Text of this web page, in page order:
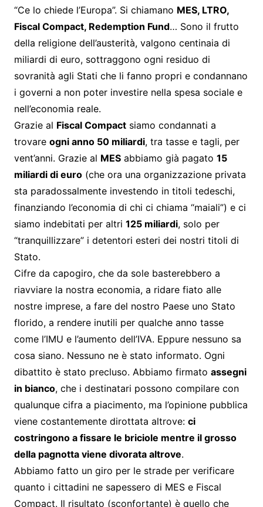
“Ce lo chiede l’Europa”. Si chiamano MES, LTRO,
Fiscal Compact, Redemption Fund… Sono il frutto
della religione dell’austerità, valgono centinaia di
miliardi di euro, sottraggono ogni residuo di
sovranità agli Stati che li fanno propri e condannano
i governi a non poter investire nella spesa sociale e
nell’economia reale.
Grazie al Fiscal Compactsiamo condannati a
trovare ogni anno 50 miliardi, tra tasse e tagli, per
vent’anni. Grazie al MESabbiamo già pagato 15
miliardi di euro(che ora una organizzazione privata
sta paradossalmente investendo in titoli tedeschi,
finanziando l’economia di chi ci chiama “maiali”) e ci
siamo indebitati per altri 125 miliardi, solo per
“tranquillizzare” i detentori esteri dei nostri titoli di
Stato.
Cifre da capogiro, che da sole basterebbero a
riavviare la nostra economia, a ridare fiato alle
nostre imprese, a fare del nostro Paese uno Stato
florido, a rendere inutili per qualche anno tasse
come l’IMU e l’aumento dell’IVA. Eppure nessuno sa
cosa siano. Nessuno ne è stato informato. Ogni
dibattito è stato precluso. Abbiamo firmato assegni
in bianco, che i destinatari possono compilare con
qualunque cifra a piacimento, ma l’opinione pubblica
viene costantemente dirottata altrove: ci
costringono a fissare le briciole mentre il grosso
della pagnotta viene divorata altrove.
Abbiamo fatto un giro per le strade per verificare
quanto i cittadini ne sapessero di MES e Fiscal
Compact. Il risultato (sconfortante) è quello che